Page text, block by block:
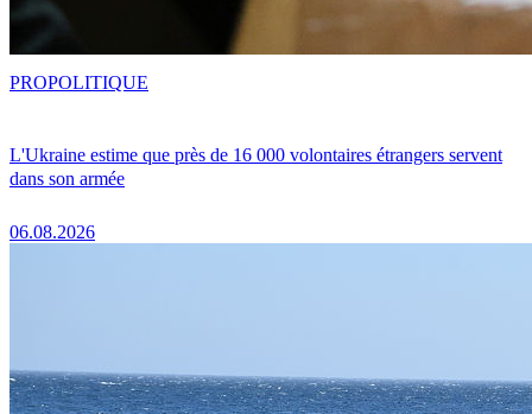
L'Ukraine estime que près de 16 000 volontaires étrangers servent
dans son armée
06.08.2026
PROPOLITIQUE